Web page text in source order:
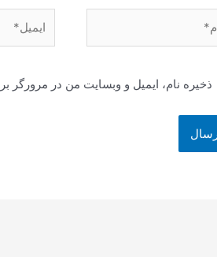
ذخیره نام، ایمیل و وبسایت من در مرورگر